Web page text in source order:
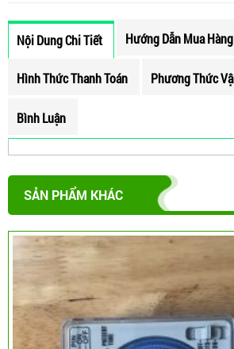
Nội Dung Chi Tiết Hướng Dẫn Mua Hàng
Hình Thức Thanh Toán Phương Thức
Bình Luận
SẢN PHẨM KHÁC